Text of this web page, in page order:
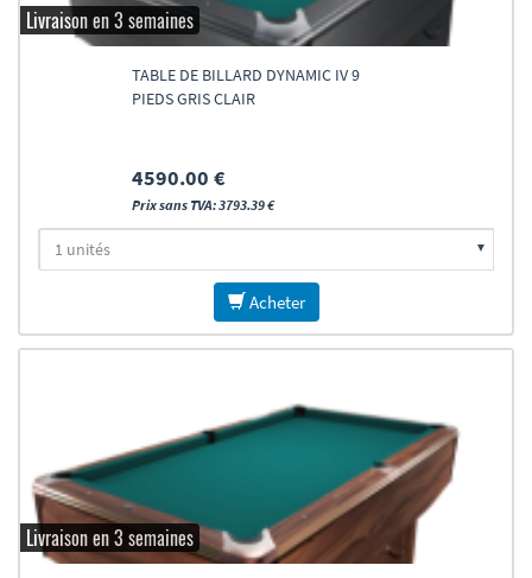
Livraison en 3 semaines
TABLE DE BILLARD DYNAMIC IV 9
PIEDS GRIS CLAIR
4590.00 €
Prix sans TVA: 3793.39 €
Acheter
Livraison en 3 semaines